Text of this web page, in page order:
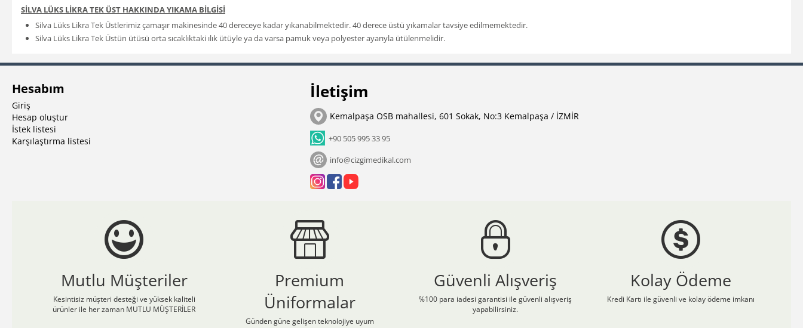
SİLVA LÜKS LİKRA TEK ÜST HAKKINDA YIKAMA BİLGİSİ
Silva Lüks Likra Tek Üstlerimiz çamaşır makinesinde 40 dereceye kadar yıkanabilmektedir. 40 derece üstü yıkamalar tavsiye edilmemektedir.
Silva Lüks Likra Tek Üstün ütüsü orta sıcaklıktaki ılık ütüyle ya da varsa pamuk veya polyester ayarıyla ütülenmelidir.
Hesabım
Giriş
Hesap oluştur
İstek listesi
Karşılaştırma listesi
İletişim
Kemalpaşa OSB mahallesi, 601 Sokak, No:3 Kemalpaşa / İZMİR
+90 505 995 33 95
info@cizgimedikal.com
Mutlu Müşteriler
Kesintisiz müşteri desteği ve yüksek kaliteli
ürünler ile her zaman MUTLU MÜŞTERİLER
Premium
Üniformalar
Günden güne gelişen teknolojiye uyum
Güvenli Alışveriş
%100 para iadesi garantisi ile güvenli alışveriş
yapabilirsiniz.
Kolay Ödeme
Kredi Kartı ile güvenli ve kolay ödeme imkanı